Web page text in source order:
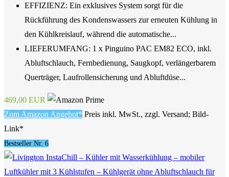
EFFIZIENZ: Ein exklusives System sorgt für die
Rückführung des Kondenswassers zur erneuten Kühlung in
den Kühlkreislauf, während die automatische...
LIEFERUMFANG: 1 x Pinguino PAC EM82 ECO, inkl.
Abluftschlauch, Fernbedienung, Saugkopf, verlängerbarem
Querträger, Laufrollensicherung und Abluftdüse...
469,00 EUR
Zum Amazon Angebot* Preis inkl. MwSt., zzgl. Versand; Bild-
Link*
Bestseller Nr. 6